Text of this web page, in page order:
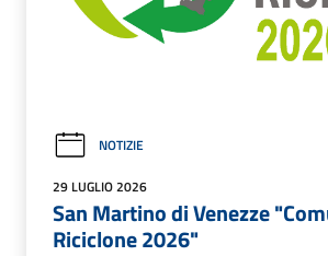
NOTIZIE
29 LUGLIO 2026
San Martino di Venezze
Riciclone 2026"